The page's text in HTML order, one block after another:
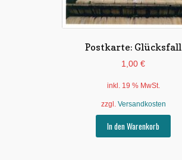
Postkarte: Glücksfall
1,00 €
inkl. 19 % MwSt.
zzgl. Versandkosten
In den Warenkorb